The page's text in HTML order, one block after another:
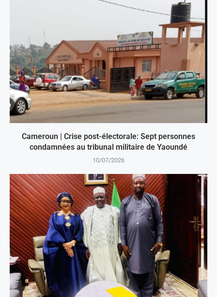
Cameroun | Crise post-électorale: Sept personnes
condamnées au tribunal militaire de Yaoundé
10/07/2026